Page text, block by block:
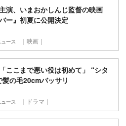
演、いまおかしんじ監督の映画
ー』初夏に公開決定
ュース ｜映画｜
ここまで悪い役は初めて」 “シタ
髪の毛20cmバッサリ
ュース ｜ドラマ｜